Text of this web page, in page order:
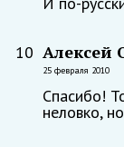
10 Алексей
25 февраля 2010
Спасибо!
неловко,